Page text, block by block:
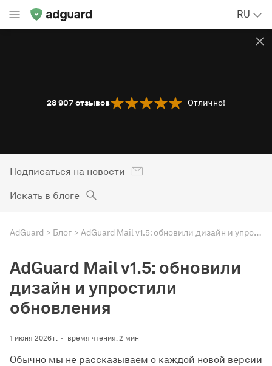
RU
28 907отзывов Отлично!
Подписаться на новости
Искать в блоге
AdGuard Блог AdGuard Mail v1.5: обновили дизайн и упростили обновления
AdGuard Mail v1.5: обновили
дизайн и упростили
обновления
1 июня 2026 г. время чтения: 2 мин
Обычно мы не рассказываем о каждой новой версии